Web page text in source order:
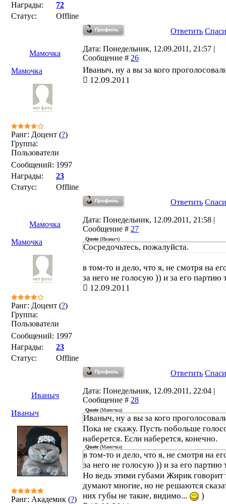
Награды:
72
Статус:
Offline
Ответить
Мамочка
Дата: Понедельник, 12.09.2011, 21:57 |
Сообщение # 26
Мамочка
Ранг: Доцент (?)
Группа:
Пользователи
Сообщений: 1997
Награды:
23
Статус:
Offline
Иваныч, ну а вы за кого
12.09.2011
Ответить
Мамочка
Дата: Понедельник, 12.09.2011, 21:58 |
Сообщение # 27
Мамочка
Ранг: Доцент (?)
Группа:
Пользователи
Сообщений: 1997
Награды:
23
Статус:
Offline
Quote(Иваныч)
Сосредочьтесь, пожалуйста.
в том-то и дело, что я, не смотря на
за него не голосую )) и за его партию
12.09.2011
Ответить
Иваныч
Дата: Понедельник, 12.09.2011, 22:04 |
Сообщение # 28
Иваныч
Ранг: Академик (?)
Quote(Мамочка)
Иваныч, ну а вы за кого
Пока не скажу. Пусть побольше
наберется. Если наберется, конечно.
Quote(Мамочка)
в том-то и дело, что я, не смотря на
за него не голосую )) и за его партию
Но ведь этими губами Жирик говорит
думают многие, но не решаются
них губы не такие, видимо...
)